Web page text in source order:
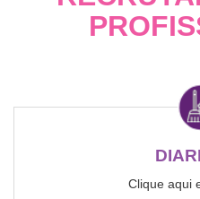
Clique aqui